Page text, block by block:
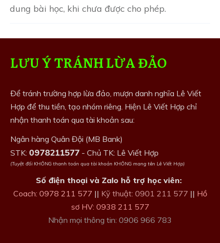
dung bài học, khi chưa được cho phép.
LƯU Ý TRÁNH LỪA ĐẢO
Để tránh trường hợp lừa đảo, mượn danh nghĩa Lê Viết
Hợp để thu tiền, tạo nhóm riêng. Hiện Lê Viết Hợp chỉ
nhận thanh toán qua tài khoản sau:
Ngân hàng Quân Đội (MB Bank)
STK: 0978211577 - Chủ TK: Lê Viết Hợp
(Tuyệt đối KHÔNG thanh toán qua tài khoản KHÔNG mang tên Lê Viết Hợp)
Số điện thoại và Zalo hỗ trợ học viên:
Coach: 0978 211 577 || Kỹ thuật: 0901 211 577 || Hồ
sơ HV: 0938 211 577
Nhận mọi thông tin: 0906 966 783